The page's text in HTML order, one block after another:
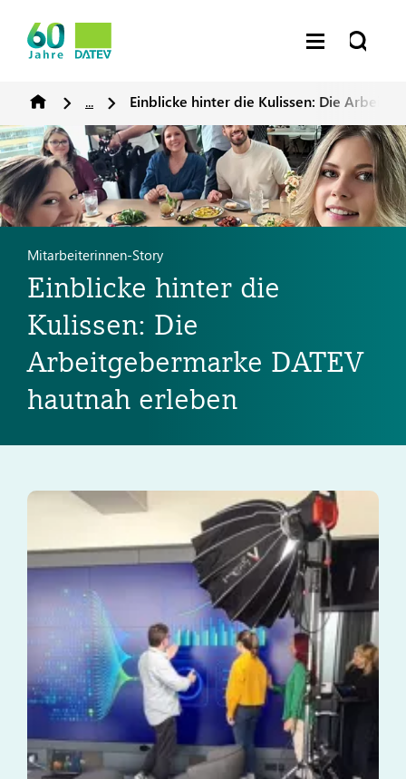
... Einblicke hinter die Kulissen: Die
Mitarbeiterinnen-Story
Einblicke hinter die
Kulissen: Die
Arbeitgebermarke DATEV
hautnah erleben